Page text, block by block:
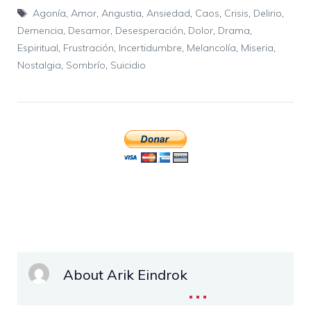
Etiquetas
Agonía, Amor, Angustia, Ansiedad, Caos, Crisis, Delirio,
Demencia, Desamor, Desesperación, Dolor, Drama,
Espiritual, Frustración, Incertidumbre, Melancolía, Miseria,
Nostalgia, Sombrío, Suicidio
About Arik Eindrok...